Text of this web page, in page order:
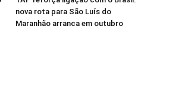
nova rota para São Luís do
Maranhão arranca em outubro